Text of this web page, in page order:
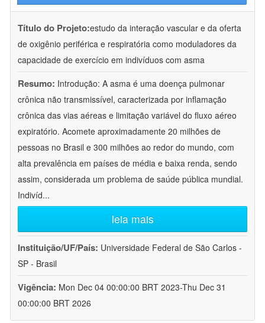
Título do Projeto:estudo da interação vascular e da oferta
de oxigênio periférica e respiratória como moduladores da
capacidade de exercício em indivíduos com asma
Resumo: Introdução: A asma é uma doença pulmonar
crônica não transmissível, caracterizada por inflamação
crônica das vias aéreas e limitação variável do fluxo aéreo
expiratório. Acomete aproximadamente 20 milhões de
pessoas no Brasil e 300 milhões ao redor do mundo, com
alta prevalência em países de média e baixa renda, sendo
assim, considerada um problema de saúde pública mundial.
Indivíd...
leia mais
Instituição/UF/País: Universidade Federal de São Carlos -
SP - Brasil
Vigência: Mon Dec 04 00:00:00 BRT 2023-Thu Dec 31
00:00:00 BRT 2026